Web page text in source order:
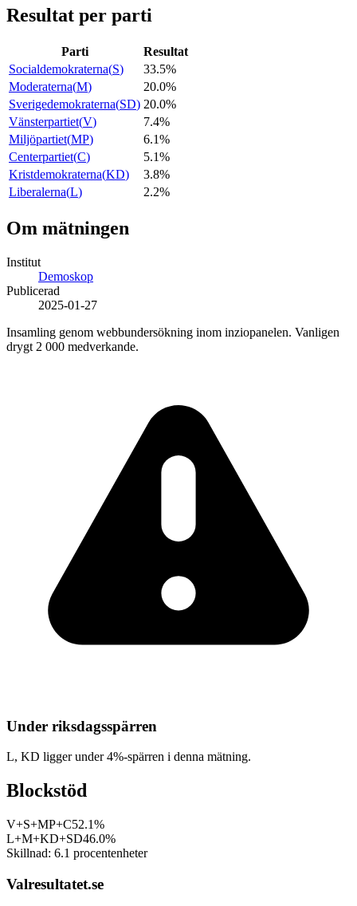
Resultat per parti
Parti
Resultat
Socialdemokraterna(S)
33.5%
Moderaterna(M)
20.0%
Sverigedemokraterna(SD) 20.0%
Vänsterpartiet(V)
7.4%
Miljöpartiet(MP)
6.1%
Centerpartiet(C)
5.1%
Kristdemokraterna(KD)
3.8%
Liberalerna(L) 2.2%
Om mätningen
Institut
Demoskop
Publicerad
2025-01-27
Insamling genom webbundersökning inom inziopanelen. Vanligen
drygt 2 000 medverkande.
Under riksdagsspärren
L, KD ligger under 4%-spärren i denna mätning.
Blockstöd
V+S+MP+C52.1%
L+M+KD+SD46.0%
Skillnad: 6.1 procentenheter
Valresultatet.se